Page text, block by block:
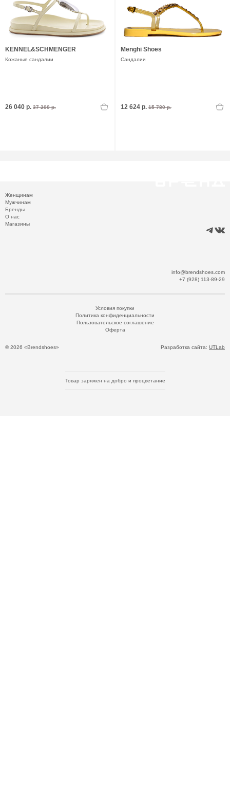
KENNEL&SCHMENGER
Кожаные сандалии
26 040 р. 37 200 р.
Menghi Shoes
Сандалии
12 624 р. 15 780 р.
Женщинам
Мужчинам
Бренды
О нас
Магазины
info@brendshoes.com
+7 (928) 113-89-29
© 2026 «Brendshoes»
Условия покупки
Политика конфиденциальности
Пользовательское соглашение
Оферта
Разработка сайта: UTLab
Товар заряжен на добро и процветание